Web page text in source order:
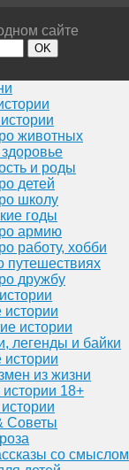
сайте
OK
животных
и роды
детей
школу
годы
армию
работу, хобби
путешествиях
дружбу
истории
легенды и байки
из жизни
18+
Советы
со смыслом